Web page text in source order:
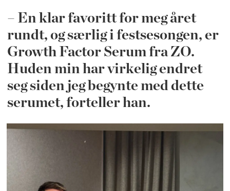
– En klar favoritt for meg året
rundt, og særlig i festsesongen, er
Growth Factor Serum fra ZO.
Huden min har virkelig endret
seg siden jeg begynte med dette
serumet, forteller han.